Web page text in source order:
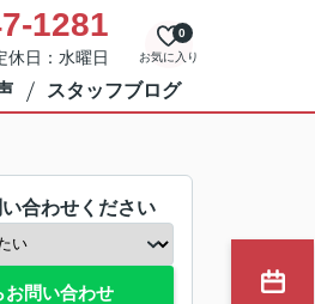
1281
日：水曜日 お気に入り
0
スタッフブログ
合わせください
お問い合わせ